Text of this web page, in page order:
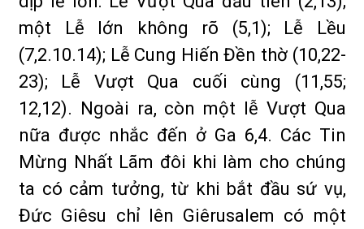
một Lễ lớn không rõ (5,1); Lễ Lều
(7,2.10.14); Lễ Cung Hiến Đền thờ (10,22-
23); Lễ Vượt Qua cuối cùng (11,55;
12,12). Ngoài ra, còn một lễ Vượt Qua
nữa được nhắc đến ở Ga 6,4. Các Tin
Mừng Nhất Lãm đôi khi làm cho chúng
ta có cảm tưởng, từ khi bắt đầu sứ vụ,
Đức Giêsu chỉ lên Giêrusalem có một